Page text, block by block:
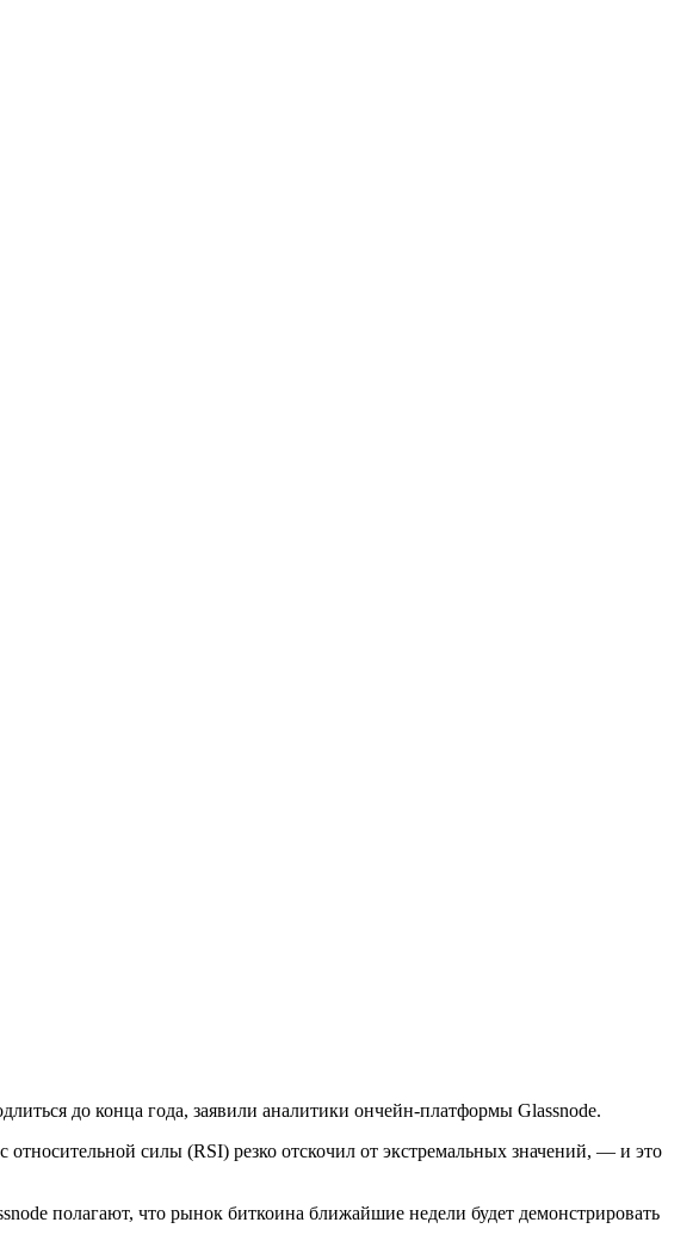
до конца года, заявили аналитики ончейн-платформы Glassnode.
силы (RSI) резко отскочил от экстремальных значений, — и это
полагают, что рынок биткоина ближайшие недели будет демонстрировать